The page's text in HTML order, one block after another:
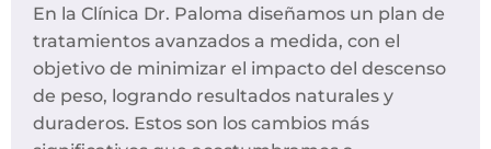
En la Clínica Dr. Paloma diseñamos un plan de
tratamientos avanzados a medida, con el
objetivo de minimizar el impacto del descenso
de peso, logrando resultados naturales y
duraderos. Estos son los cambios más